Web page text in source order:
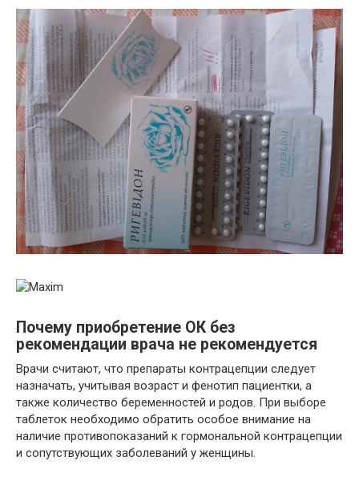
Почему приобретение ОК без
рекомендации врача не рекомендуется
Врачи считают, что препараты контрацепции следует
назначать, учитывая возраст и фенотип пациентки, а
также количество беременностей и родов. При выборе
таблеток необходимо обратить особое внимание на
наличие противопоказаний к гормональной контрацепции
и сопутствующих заболеваний у женщины.